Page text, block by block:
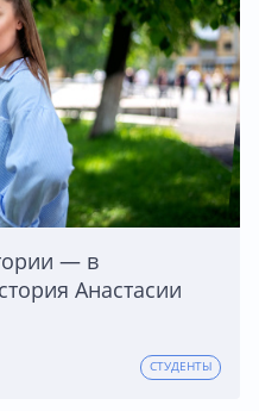
— в
Анастасии
СТУДЕНТЫ